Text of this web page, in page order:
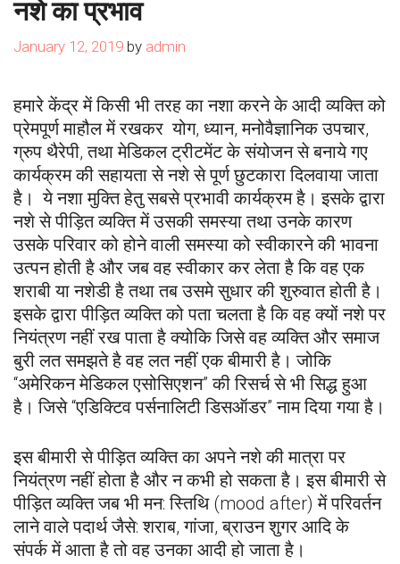
नशे का प्रभाव
January 12, 2019 by admin
हमारे केंद्र में किसी भी तरह का नशा करने के आदी व्यक्ति को
प्रेमपूर्ण माहौल में रखकर योग, ध्यान, मनोवैज्ञानिक उपचार,
ग्रुप थैरेपी, तथा मेडिकल ट्रीटमेंट के संयोजन से बनाये गए
कार्यक्रम की सहायता से नशे से पूर्ण छुटकारा दिलवाया जाता
है। ये नशा मुक्ति हेतु सबसे प्रभावी कार्यक्रम है। इसके द्वारा
नशे से पीड़ित व्यक्ति में उसकी समस्या तथा उनके कारण
उसके परिवार को होने वाली समस्या को स्वीकारने की भावना
उत्पन होती है और जब वह स्वीकार कर लेता है कि वह एक
शराबी या नशेडी है तथा तब उसमे सुधार की शुरुवात होती है।
इसके द्वारा पीड़ित व्यक्ति को पता चलता है कि वह क्यों नशे पर
नियंत्रण नहीं रख पाता है क्योकि जिसे वह व्यक्ति और समाज
बुरी लत समझते है वह लत नहीं एक बीमारी है। जोकि
“अमेरिकन मेडिकल एसोसिएशन” की रिसर्च से भी सिद्ध हुआ
है। जिसे “एडिक्टिव पर्सनालिटी डिसऑडर” नाम दिया गया है।
इस बीमारी से पीड़ित व्यक्ति का अपने नशे की मात्रा पर
नियंत्रण नहीं होता है और न कभी हो सकता है। इस बीमारी से
पीड़ित व्यक्ति जब भी मन: स्तिथि (mood after) में परिवर्तन
लाने वाले पदार्थ जैसे: शराब, गांजा, ब्राउन शुगर आदि के
संपर्क में आता है तो वह उनका आदी हो जाता है।